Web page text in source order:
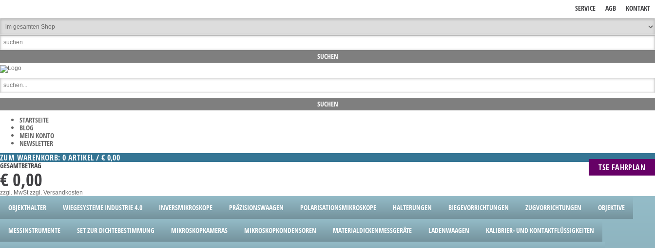
KONTAKT
AGB
SERVICE
STARTSEITE
BLOG
MEIN KONTO
NEWSLETTER
TSE FAHRPLAN
ZUM WARENKORB: 0 ARTIKEL / € 0,00
GESAMTBETRAG
€ 0,00
zzgl. MwStzzgl. Versandkosten
OBJEKTHALTER WIEGESYSTEME INDUSTRIE 4.0 INVERSMIKROSKOPE PRÄZISIONSWAAGEN POLARISATIONSMIKROSKOPE HALTERUNGEN BIEGEVORRICHTUNGEN ZUGVORRICHTUNGEN OBJEKTIVE
MESSINSTRUMENTE SET ZUR DICHTEBESTIMMUNG MIKROSKOPKAMERAS MIKROSKOPKONDENSOREN MATERIALDICKENMESSGERÄTE LADENWAAGEN KALIBRIER- UND KONTAKTFLÜSSIGKEITEN